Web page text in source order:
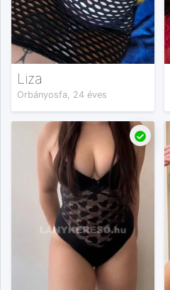
Liza
Orbányosfa, 24 éves